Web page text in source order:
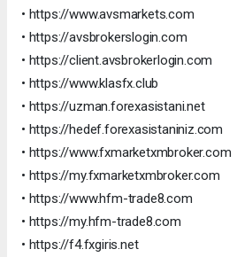
• https://www.avsmarkets.com
• https://avsbrokerslogin.com
• https://client.avsbrokerlogin.com
• https://www.klasfx.club
• https://uzman.forexasistani.net
• https://hedef.forexasistaniniz.com
• https://www.fxmarketxmbroker.com
• https://my.fxmarketxmbroker.com
• https://www.hfm-trade8.com
• https://my.hfm-trade8.com
• https://f4.fxgiris.net